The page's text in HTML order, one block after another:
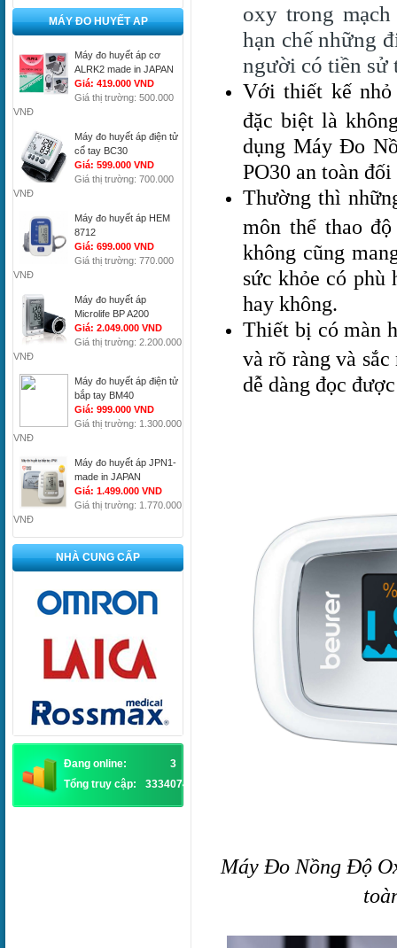
MÁY ĐO HUYẾT AP
Máy đo huyết áp cơ
ALRK2 made in JAPAN
Giá: 419.000 VND
Giá thị trường: 500.000
VNĐ
Máy đo huyết áp điện tử
cổ tay BC30
Giá: 599.000 VND
Giá thị trường: 700.000
VNĐ
Máy đo huyết áp HEM
8712
Giá: 699.000 VND
Giá thị trường: 770.000
VNĐ
Máy đo huyết áp
Microlife BP A200
Giá: 2.049.000 VND
Giá thị trường: 2.200.000
VNĐ
Máy đo huyết áp điện tử
bắp tay BM40
Giá: 999.000 VND
Giá thị trường: 1.300.000
VNĐ
Máy đo huyết áp JPN1-
made in JAPAN
Giá: 1.499.000 VND
Giá thị trường: 1.770.000
VNĐ
NHÀ CUNG CẤP
Đang online:
3
Tổng truy cập:
3334074
oxy trong
hạn chế những
người có tiền sử
Với thiết kế nhỏ
đặc biệt là
dụng Máy Đo
PO30 an toàn
Thường thì
môn thể thao
không cũng
sức khỏe có phù
hay không.
Thiết bị có màn
và rõ ràng và
dễ dàng đọc
Máy Đo Nồng Độ